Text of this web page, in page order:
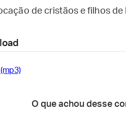
de cristãos e filhos de
O que achou desse